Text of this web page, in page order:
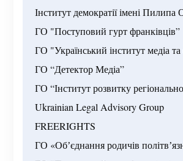
Інститут демократії імені Пилипа
ГО "Поступовий гурт франківців”
ГО "Український інститут медіа та
ГО “Детектор Медіа”
ГО “Інститут розвитку
Ukrainian Legal Advisory Group
FREERIGHTS
ГО «Обʼєднання родичів